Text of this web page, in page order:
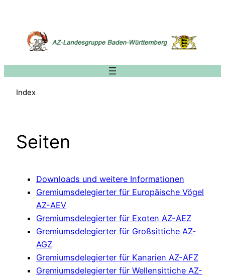
springen
Index
Seiten
Downloads und weitere Informationen
Gremiumsdelegierter für Europäische Vögel
AZ-AEV
Gremiumsdelegierter für Exoten AZ-AEZ
Gremiumsdelegierter für Großsittiche AZ-
AGZ
Gremiumsdelegierter für Kanarien AZ-AFZ
Gremiumsdelegierter für Wellensittiche AZ-